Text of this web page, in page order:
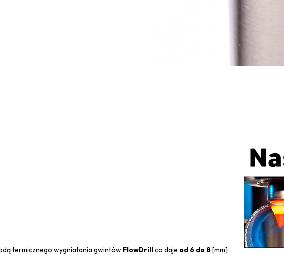
termicznego wygniatania gwintów FlowDrillco daje od 6 do 8[mm]